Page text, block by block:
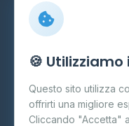
Info
Cos'è il GPL
FAQ
Contatti
🍪 Utilizziamo
Questo sito utilizza
offrirti una migliore
Cliccando "Accetta"